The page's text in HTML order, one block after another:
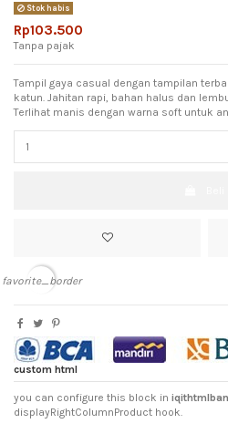
Stok habis
Rp103.500
Tanpa pajak
Tampil gaya casual dengan tampilan
katun. Jahitan rapi, bahan halus dan
Terlihat manis dengan warna soft untuk
favorite_border
custom html
you can configure this block in
displayRightColumnProduct hook.